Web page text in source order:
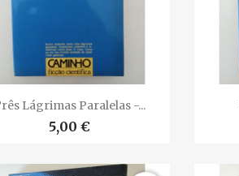
Vista rápida
Lágrimas Paralelas -...
5,00 €